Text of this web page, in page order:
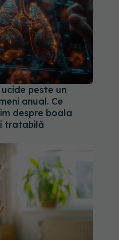
peste un
anual. Ce
despre boala
tratabilă